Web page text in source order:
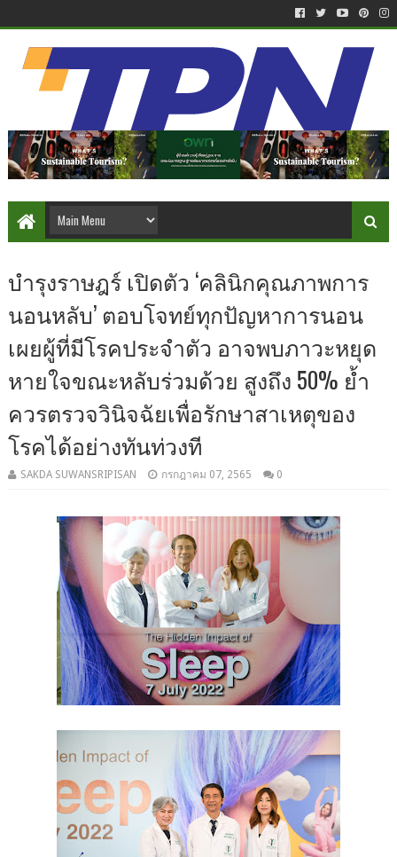
บำรุงราษฎร์ เปิดตัว ‘คลินิกคุณภาพการ
นอนหลับ’ ตอบโจทย์ทุกปัญหาการนอน
เผยผู้ที่มีโรคประจำตัว อาจพบภาวะหยุด
หายใจขณะหลับร่วมด้วย สูงถึง 50% ย้ำ
ควรตรวจวินิจฉัยเพื่อรักษาสาเหตุของ
โรคได้อย่างทันท่วงที
SAKDA SUWANSRIPISAN กรกฎาคม 07, 2565 0